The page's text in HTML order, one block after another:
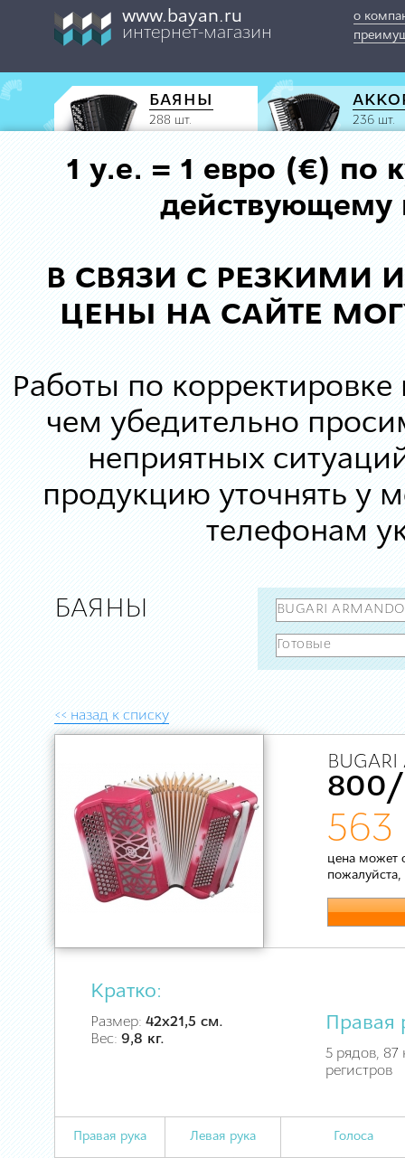
www.bayan.ru
интернет-магазин
о
БАЯНЫ
288 шт. 236 шт.
1 у.е. = 1 евро (€) по
действующему
В СВЯЗИ С РЕЗКИМИ
ЦЕНЫ НА САЙТЕ
Работы по корректировке
чем убедительно
неприятных
продукцию уточнять у
телефонам
БАЯНЫ
<< назад к списку
800/
563
цена может
пожалуйста,
Кратко:
Размер: 42х21,5 см.
Вес: 9,8 кг.
Правая
5 рядов, 87
регистров
Правая рука Левая рука Голоса